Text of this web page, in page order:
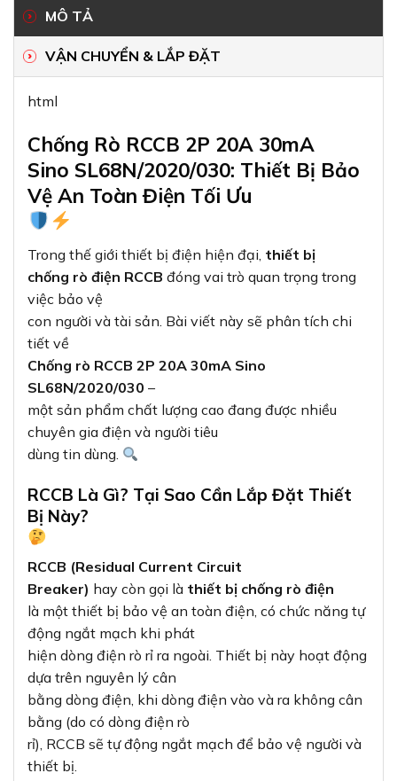
MÔ TẢ
VẬN CHUYỂN & LẮP ĐẶT
html
Chống Rò RCCB 2P 20A 30mA
Sino SL68N/2020/030: Thiết Bị Bảo
Vệ An Toàn Điện Tối Ưu
Trong thế giới thiết bị điện hiện đại, thiết bị
chống rò điện RCCB đóng vai trò quan trọng trong
việc bảo vệ
con người và tài sản. Bài viết này sẽ phân tích chi
tiết về
Chống rò RCCB 2P 20A 30mA Sino
SL68N/2020/030 –
một sản phẩm chất lượng cao đang được nhiều
chuyên gia điện và người tiêu
dùng tin dùng.
RCCB Là Gì? Tại Sao Cần Lắp Đặt Thiết
Bị Này?
RCCB (Residual Current Circuit
Breaker) hay còn gọi là thiết bị chống rò điện
là một thiết bị bảo vệ an toàn điện, có chức năng tự
động ngắt mạch khi phát
hiện dòng điện rò rỉ ra ngoài. Thiết bị này hoạt động
dựa trên nguyên lý cân
bằng dòng điện, khi dòng điện vào và ra không cân
bằng (do có dòng điện rò
rỉ), RCCB sẽ tự động ngắt mạch để bảo vệ người và
thiết bị.